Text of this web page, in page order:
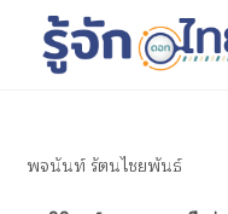
พจนันท์ รัตนไชยพันธ์